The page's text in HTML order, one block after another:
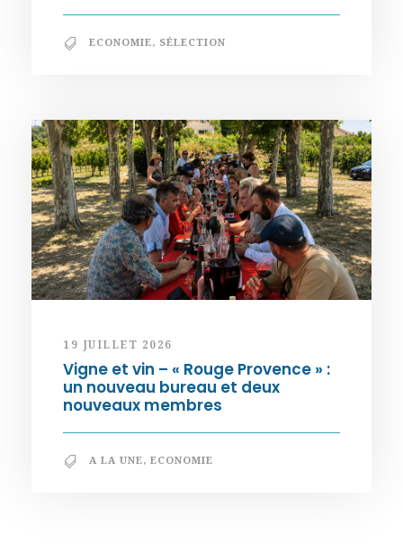
ECONOMIE, SÉLECTION
19 JUILLET 2026
Vigne et vin – « Rouge Provence » :
un nouveau bureau et deux
nouveaux membres
A LA UNE, ECONOMIE